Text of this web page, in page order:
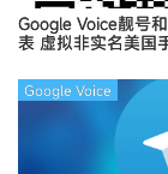
Google Voice靓号
表 虚拟非实名美国
Google Voice